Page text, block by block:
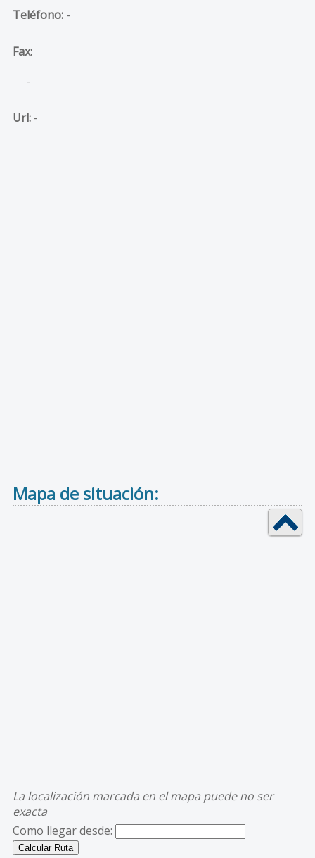
Teléfono:-
Fax:
-
Url:-
Mapa de situación:
La localización marcada en el mapa puede no ser
exacta
Como llegar desde: